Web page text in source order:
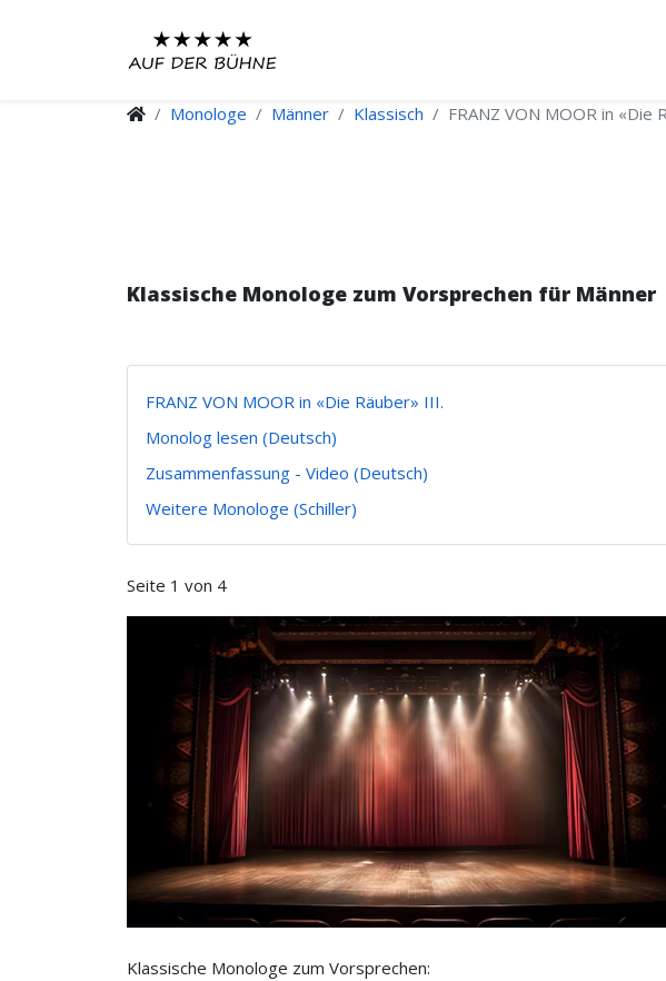
Monologe Männer Klassisch FRANZ VON MOOR in «Die
Klassische Monologe zum Vorsprechen für Männer
FRANZ VON MOOR in «Die Räuber» III.
Monolog lesen (Deutsch)
Zusammenfassung - Video (Deutsch)
Weitere Monologe (Schiller)
Seite 1 von 4
Klassische Monologe zum Vorsprechen: